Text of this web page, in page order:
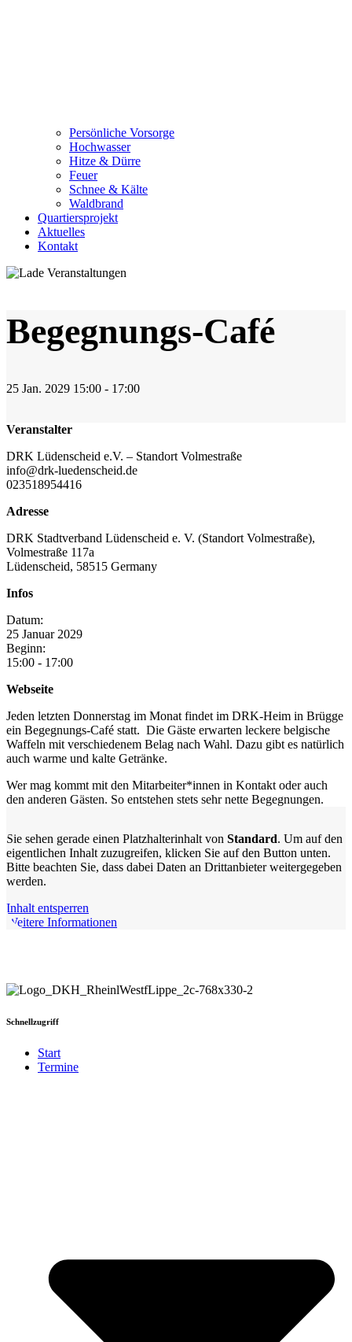
Persönliche Vorsorge
Hochwasser
Hitze & Dürre
Feuer
Schnee & Kälte
Waldbrand
Quartiersprojekt
Aktuelles
Kontakt
Begegnungs-Café
25 Jan. 2029 15:00 - 17:00
Veranstalter
DRK Lüdenscheid e.V. – Standort Volmestraße
info@drk-luedenscheid.de
023518954416
Adresse
DRK Stadtverband Lüdenscheid e. V. (Standort Volmestraße),
Volmestraße 117a
Lüdenscheid, 58515 Germany
Infos
Datum:
25 Januar 2029
Beginn:
15:00 - 17:00
Webseite
Jeden letzten Donnerstag im Monat findet im DRK-Heim in Brügge
ein Begegnungs-Café statt. Die Gäste erwarten leckere belgische
Waffeln mit verschiedenem Belag nach Wahl. Dazu gibt es natürlich
auch warme und kalte Getränke.
Wer mag kommt mit den Mitarbeiter*innen in Kontakt oder auch
den anderen Gästen. So entstehen stets sehr nette Begegnungen.
Sie sehen gerade einen Platzhalterinhalt von Standard. Um auf den
eigentlichen Inhalt zuzugreifen, klicken Sie auf den Button unten.
Bitte beachten Sie, dass dabei Daten an Drittanbieter weitergegeben
werden.
Inhalt entsperren
Weitere Informationen
Schnellzugriff
Start
Termine